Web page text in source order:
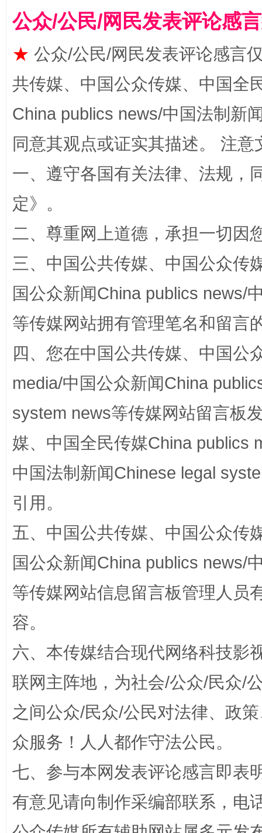
受贿1.44亿！段成刚被判无期 从幼
全民健身五年计划来了！等你上场
阿坝州三大球赛在茂县开幕 规模
国家大学科技园优化重塑工作
公众/公民/网民发表评论感
★ 公众/公民/网民发表评论感言
共传媒、中国公众传媒、中国全
China publics news/中国法制新
同意其观点或证实其描述。 注
一、遵守各国有关法律、法规，
定》。
二、尊重网上道德，承担一切因
三、中国公共传媒、中国公众传
国公众新闻China publics news/
等传媒网站拥有管理笔名和留言
四、您在中国公共传媒、中国公
media/中国公众新闻China
system news等传媒网站留言板
媒、中国全民传媒China publics
中国法制新闻Chinese legal
引用。
五、中国公共传媒、中国公众传
国公众新闻China publics news/
等传媒网站信息留言板管理人员
容。
六、本传媒结合现代网络科技影
联网主阵地，为社会/公众/民众/
之间公众/民众/公民对法律、政
众服务！人人都作守法公民。
七、参与本网发表评论感言即表
有意见请向制作采编部联系，电